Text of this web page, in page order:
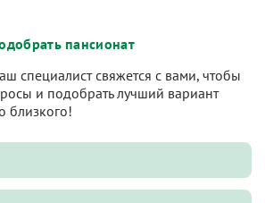
пансионат
специалист свяжется с вами, чтобы
и подобрать лучший вариант
близкого!